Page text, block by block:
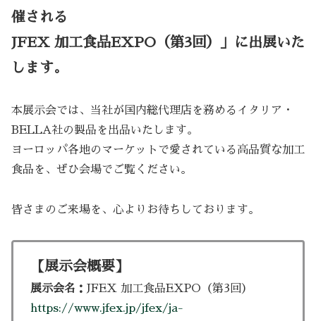
催される
JFEX 加工食品EXPO（第3回）」に出展いた
します。
本展示会では、当社が国内総代理店を務めるイタリア・
BELLA社の製品を出品いたします。
ヨーロッパ各地のマーケットで愛されている高品質な加工
食品を、ぜひ会場でご覧ください。
皆さまのご来場を、心よりお待ちしております。
【展示会概要】
展示会名： JFEX 加工食品EXPO（第3回）
https://www.jfex.jp/jfex/ja-